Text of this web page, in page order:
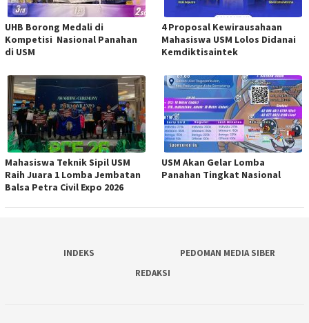
UHB Borong Medali di
Kompetisi Nasional Panahan
di USM
4 Proposal Kewirausahaan
Mahasiswa USM Lolos Didanai
Kemdiktisaintek
Mahasiswa Teknik Sipil USM
Raih Juara 1 Lomba Jembatan
Balsa Petra Civil Expo 2026
USM Akan Gelar Lomba
Panahan Tingkat Nasional
INDEKS
PEDOMAN MEDIA SIBER
REDAKSI